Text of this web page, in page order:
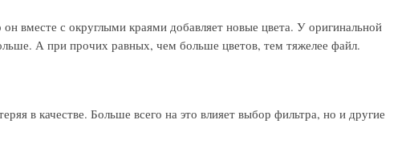
вместе с округлыми краями добавляет новые цвета. У оригинальной
А при прочих равных, чем больше цветов, тем тяжелее файл.
в качестве. Больше всего на это влияет выбор фильтра, но и другие